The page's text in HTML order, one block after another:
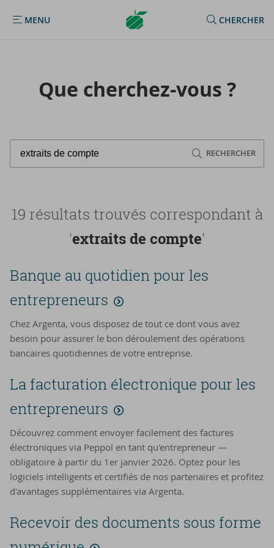
MENU
MENU
Argenta
Homepage
CHERCHER
Que cherchez-​vous ?
RECHERCHER
19 résultats trouvés correspondant à
'extraits de compte'
Banque au quotidien pour les
entrepreneurs
Chez Argenta, vous disposez de tout ce dont vous avez
besoin pour assurer le bon déroulement des opérations
bancaires quotidiennes de votre entreprise.
La facturation électronique pour les
entrepreneurs
Découvrez comment envoyer facilement des factures
électroniques via Peppol en tant qu'entrepreneur —
obligatoire à partir du 1er janvier 2026. Optez pour les
logiciels intelligents et certifiés de nos partenaires et profitez
d'avantages supplémentaires via Argenta.
Recevoir des documents sous forme